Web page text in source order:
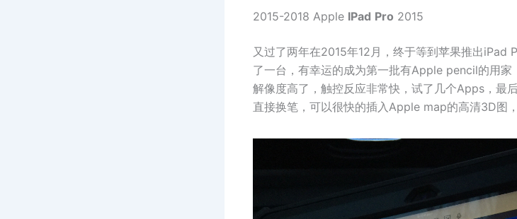
2015-2018 Apple IPad Pro 2015
又过了两年在2015年12月，终于等到苹果推出iPad
了一台，有幸运的成为第一批有Apple pencil的用家
解像度高了，触控反应非常快，试了几个Apps，最
直接换笔，可以很快的插入Apple map的高清3D图，